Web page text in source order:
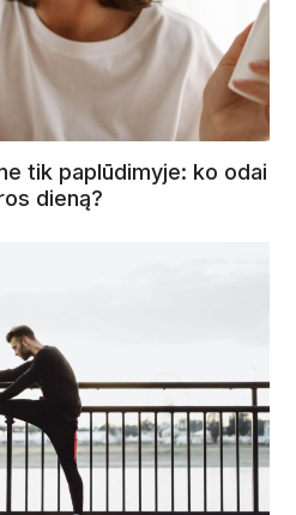
tik paplūdimyje: ko odai
dieną?